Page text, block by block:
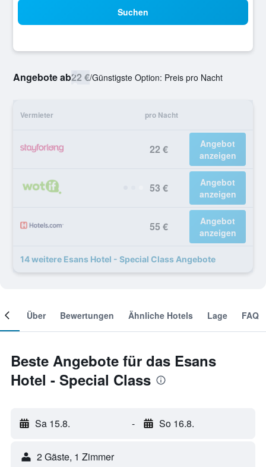
Suchen
Angebote ab22 €/Günstigste Option: Preis pro Nacht
Vermieter pro Nacht
22 €
Angebot
anzeigen
53 €
Angebot
anzeigen
55 €
Angebot
anzeigen
14 weitere Esans Hotel - Special Class Angebote
Über Bewertungen Ähnliche Hotels Lage FAQ
Beste Angebote für das Esans
Hotel - Special Class
Sa 15.8. - So 16.8.
2 Gäste, 1 Zimmer